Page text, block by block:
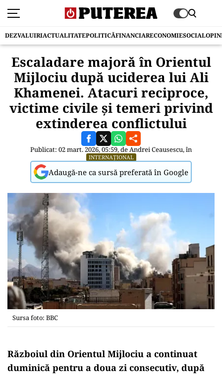
DEZVALUIRIACTUALITATEPOLITICĂFINANCIARECONOMIESOCIAL
Escaladare majoră în Orientul
Mijlociu după uciderea lui Ali
Khamenei. Atacuri reciproce,
victime civile și temeri privind
extinderea conflictului
Publicat: 02 mart. 2026, 05:59, deAndrei Ceausescu, în
INTERNAȚIONAL
Adaugă-ne ca sursă preferată în Google
Sursa foto: BBC
Războiul din Orientul Mijlociu a continuat
duminică pentru a doua zi consecutiv, după